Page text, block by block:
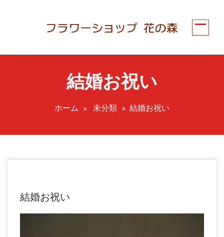
ツ
結婚お祝い
ホーム 未分類 結婚お祝い
結婚お祝い